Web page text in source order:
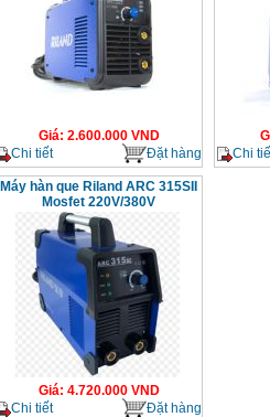
Giá: 2.600.000VND
Chi tiết
Đặt hàng
Chi
Máy hàn que Riland ARC 315SII
Mosfet 220V/380V
Giá: 4.720.000VND
Chi tiết
Đặt hàng